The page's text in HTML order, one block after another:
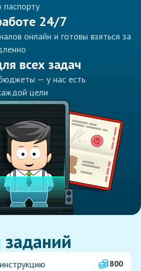
24/7
онлайн и готовы взяться за
всех задач
— у нас есть
цели
800